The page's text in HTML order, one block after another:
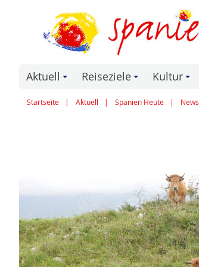
Aktuell Reiseziele Kultur
Startseite Aktuell Spanien Heute News